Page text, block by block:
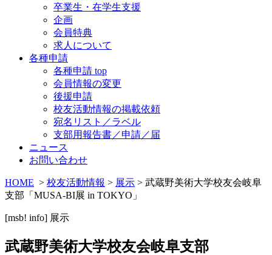
卒業生・在学生支援
企画
会員特典
求人について
各種申請
各種申請 top
会員情報の変更
後援申請
校友活動情報の掲載依頼
宛名リスト／ラベル
支部用報告書／申請／届
ニュース
お問い合わせ
HOME > 校友活動情報 > 展示 > 武蔵野美術大学校友会岐阜
支部「MUSA-BI展 in TOKYO」
[msb! info] 展示
武蔵野美術大学校友会岐阜支部